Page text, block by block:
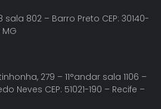
sala 802 – Barro Preto CEP: 30140-
279 – 11°andar sala 1106 –
Neves CEP: 51021-190 – Recife –